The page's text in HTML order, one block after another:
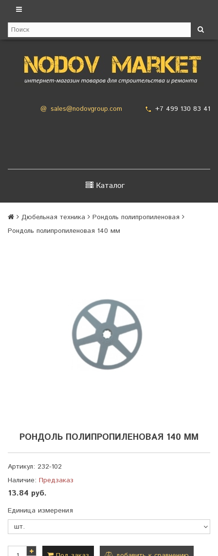
@ sales@nodovgroup.com +7 499 130 83 41
Каталог
Дюбельная техника
Рондоль полипропиленовая
Рондоль полипропиленовая 140 мм
РОНДОЛЬ ПОЛИПРОПИЛЕНОВАЯ 140 ММ
Артикул: 232-102
Наличие: Предзаказ
13.84 руб.
Единица измерения